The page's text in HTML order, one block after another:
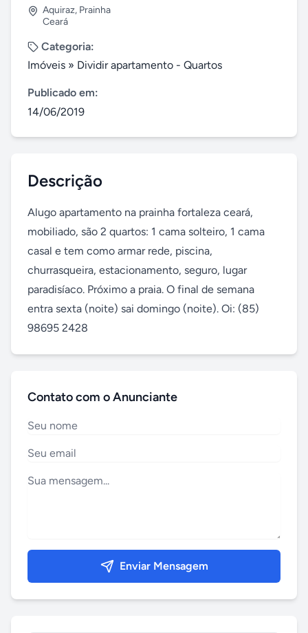
Aquiraz, Prainha
Ceará
Categoria:
Imóveis » Dividir apartamento - Quartos
Publicado em:
14/06/2019
Descrição
Alugo apartamento na prainha fortaleza ceará,
mobiliado, são 2 quartos: 1 cama solteiro, 1 cama
casal e tem como armar rede, piscina,
churrasqueira, estacionamento, seguro, lugar
paradisíaco. Próximo a praia. O final de semana
entra sexta (noite) sai domingo (noite). Oi: (85)
98695 2428
Contato com o Anunciante
Enviar Mensagem